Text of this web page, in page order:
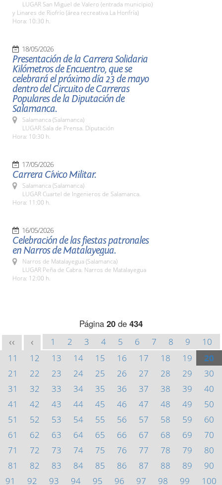
LUGAR San Miguel de Valero (entrada municipio)
y Linares de Riofrío (área recreativa La Honfría)
Hora: 10:30 h.
18/05/2026
Presentación de la Carrera Solidaria
Kilómetros de Encuentro, que se
celebrará el próximo día 23 de mayo
dentro del Circuito de Carreras
Populares de la Diputación de
Salamanca.
Salamanca (Salamanca)
LUGAR Sala de Prensa. Diputación
Hora: 10:30 h.
17/05/2026
Carrera Cívico Militar.
Salamanca (Salamanca)
LUGAR Cuartel de Ingenieros de Salamanca.
Hora: 11:00 h.
16/05/2026
Celebración de las fiestas patronales
en Narros de Matalayegua.
Narros de Matalayegua (Salamanca)
LUGAR Peña de Cabra. Narros de Matalayegua
Hora: 12:00 h.
Página 20 de 434
<< < 1 2 3 4 5 6 7 8 9
10
11
12 13 14 15 16 17 18 19
20
21
22 23 24 25 26 27 28 29
30
31
32 33 34 35 36 37 38 39
40
41
42 43 44 45 46 47 48 49
50
51
52 53 54 55 56 57 58 59
60
61
62 63 64 65 66 67 68 69
70
71
72 73 74 75 76 77 78 79
80
81
82 83 84 85 86 87 88 89
90
91
92 93 94 95 96 97 98 99
100